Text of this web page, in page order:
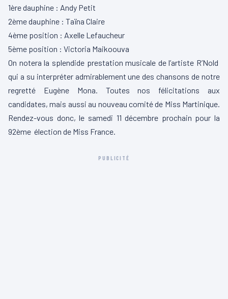
1ère dauphine : Andy Petit
2ème dauphine : Taïna Claire
4ème position : Axelle Lefaucheur
5ème position : Victoria Maikoouva
On notera la splendide prestation musicale de l’artiste R’Nold
qui a su interpréter admirablement une des chansons de notre
regretté Eugène Mona. Toutes nos félicitations aux
candidates, mais aussi au nouveau comité de Miss Martinique.
Rendez-vous donc, le samedi 11 décembre prochain pour la
92ème élection de Miss France.
PUBLICITÉ